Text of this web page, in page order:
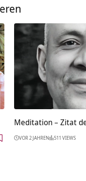
Meditation – Zitat
VOR 2 JAHREN 511 VIEWS